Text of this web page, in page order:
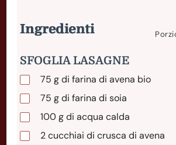
Ingredienti
SFOGLIA LASAGNE
75 gdi farina di avena bio
75 gdi farina di soia
100gdi acqua calda
2cucchiai di crusca di avena